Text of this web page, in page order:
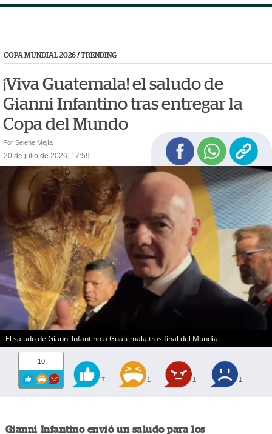
COPA MUNDIAL 2026/TRENDING
¡Viva Guatemala! el saludo de
Gianni Infantino tras entregar la
Copa del Mundo
Por Selene Mejía
20 de julio de 2026, 17:59
El saludo de Gianni Infantino a Guatemala tras final del Mundial
10
7 1 1 1
Gianni Infantino envió un saludo para los